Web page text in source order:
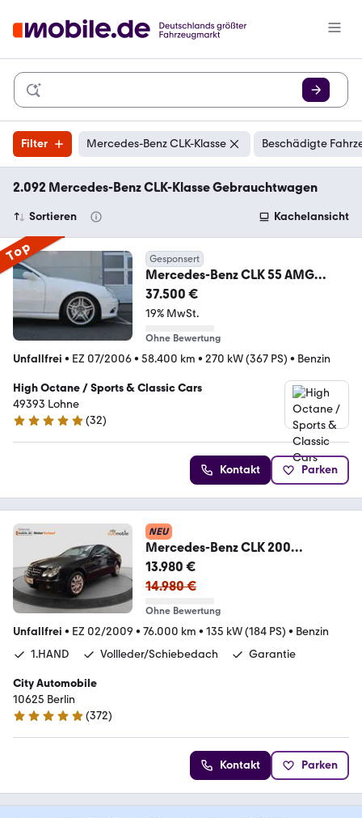
Filter Mercedes-Benz CLK-Klasse Beschädigte
2.092 Mercedes-Benz CLK-Klasse Gebrauchtwagen
Sortieren Kachelansicht
Top Gesponsert
Mercedes-Benz CLK 55 AMG
Cabrio / super Zustand / wenig
KM
37.500 €
19% MwSt.
Ohne Bewertung
Unfallfrei • EZ 07/2006• 58.400 km • 270 kW (367 PS) • Benzin
High Octane / Sports & Classic Cars
49393 Lohne
4.9 Sterne
(32)
Kontakt Parken
NEU
Mercedes-Benz CLK 200
Coupe/1.HAND/V-Leder/S-
Dach/Navi/SHZ/PDC
13.980 €
14.980 €
Ohne Bewertung
Unfallfrei • EZ 02/2009 • 76.000 km • 135 kW (184 PS) • Benzin
1.HAND
Vollleder/Schiebedach Garantie
City Automobile
10625 Berlin
4.9 Sterne
(372)
Kontakt Parken